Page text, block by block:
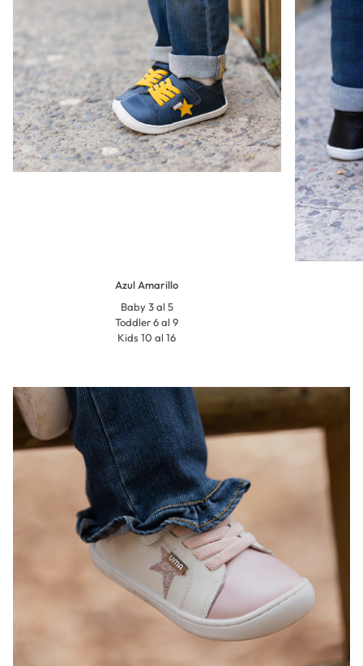
Azul Amarillo
Baby 3 al 5
Toddler 6 al 9
Kids 10 al 16